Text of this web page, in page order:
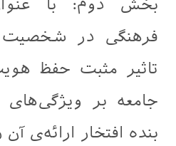
بخش دوم: با
فرهنگی در شخصیت
تاثیر مثبت حفظ
جامعه بر
بنده افتخار ارائه‌ی